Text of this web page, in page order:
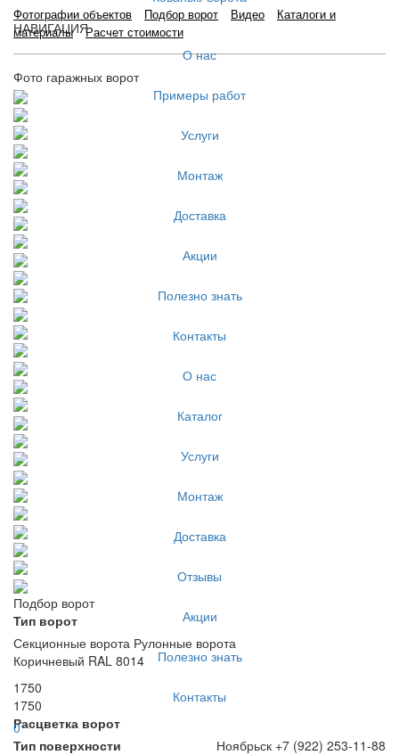
НАВИГАЦИЯ
О нас
Примеры работ
Услуги
Монтаж
Доставка
Акции
Полезно знать
Контакты
О нас
Каталог
Услуги
Монтаж
Доставка
Отзывы
Акции
Полезно знать
Контакты
0
Ноябрьск +7 (922) 253-11-88
Фотографии объектов Подбор ворот Видео
Каталоги и
материалы
Расчет стоимости
Фото гаражных ворот
Подбор ворот
Тип ворот
Секционные ворота Рулонные ворота
Коричневый RAL 8014
1750
1750
Расцветка ворот
Тип поверхности